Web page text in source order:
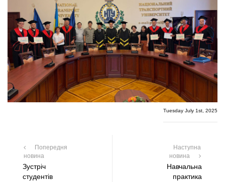
Tuesday July 1st, 2025
Попередня
новина
Зустріч
студентів
Наступна
новина
Навчальна
практика